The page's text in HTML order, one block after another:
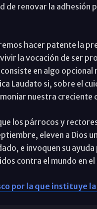
de renovar la adhesión
hacer patente la
la vocación de ser
en algo opcional
Laudato si, sobre el
nuestra creciente
los párrocos y
eleven a Dios
e invoquen su
contra el mundo en
por la que instituye